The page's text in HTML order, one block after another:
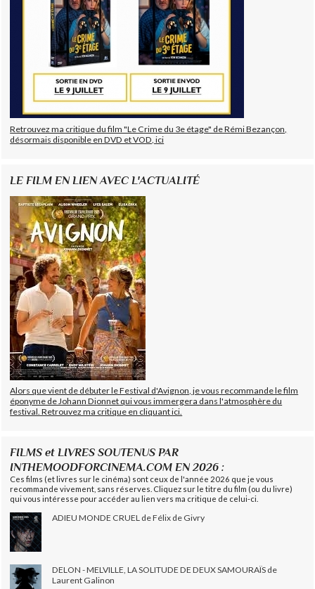
Retrouvez ma critique du film "Le Crime du 3e étage" de Rémi Bezançon,
désormais disponible en DVD et VOD, ici
LE FILM EN LIEN AVEC L'ACTUALITÉ
Alors que vient de débuter le Festival d'Avignon, je vous recommande le film
éponyme de Johann Dionnet qui vous immergera dans l'atmosphère du
festival. Retrouvez ma critique en cliquant ici.
FILMS et LIVRES SOUTENUS PAR
INTHEMOODFORCINEMA.COM EN 2026 :
Ces films (et livres sur le cinéma) sont ceux de l'année 2026 que je vous
recommande vivement, sans réserves. Cliquez sur le titre du film (ou du livre)
qui vous intéresse pour accéder au lien vers ma critique de celui-ci.
ADIEU MONDE CRUEL de Félix de Givry
DELON - MELVILLE, LA SOLITUDE DE DEUX SAMOURAÏS de
Laurent Galinon